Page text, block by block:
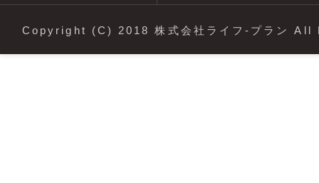
Copyright (C) 2018 株式会社ライフ-プラン